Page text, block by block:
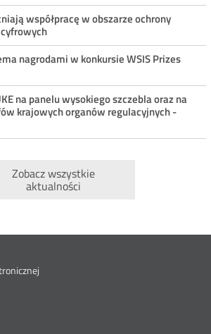
współpracę w obszarze ochrony
nagrodami w konkursie WSIS Prizes
na panelu wysokiego szczebla oraz na
krajowych organów regulacyjnych -
Zobacz wszystkie
aktualności